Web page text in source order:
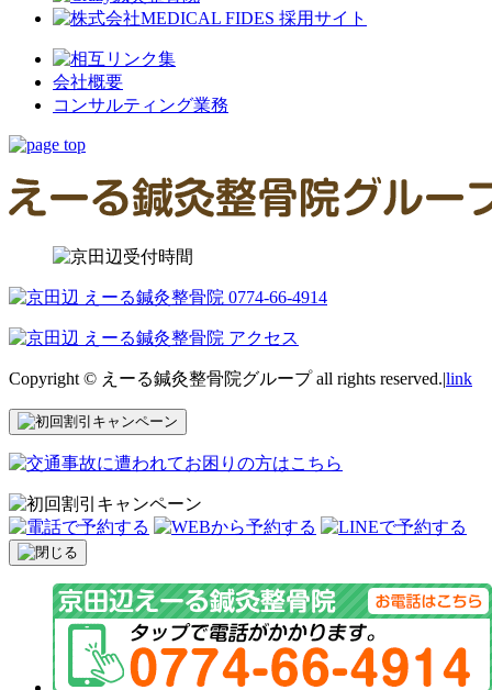
会社概要
コンサルティング業務
Copyright © えーる鍼灸整骨院グループ all rights reserved.|link